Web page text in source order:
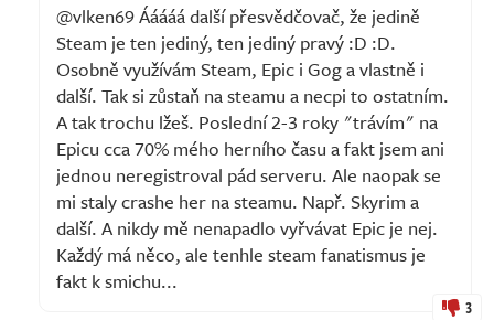
@vlken69 Ááááá další přesvědčovač, že jedině
Steam je ten jediný, ten jediný pravý :D :D.
Osobně využívám Steam, Epic i Gog a vlastně i
další. Tak si zůstaň na steamu a necpi to ostatním.
A tak trochu lžeš. Poslední 2-3 roky "trávím" na
Epicu cca 70% mého herního času a fakt jsem ani
jednou neregistroval pád serveru. Ale naopak se
mi staly crashe her na steamu. Např. Skyrim a
další. A nikdy mě nenapadlo vyřvávat Epic je nej.
Každý má něco, ale tenhle steam fanatismus je
fakt k smichu...
3